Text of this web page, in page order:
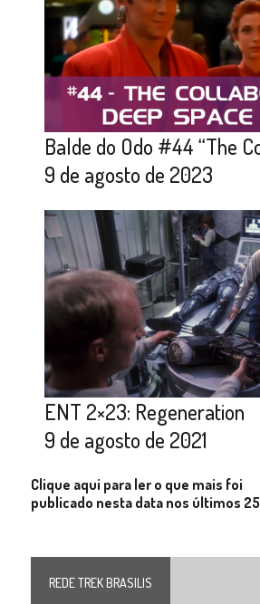
Balde do Odo #44 “The
9 de agosto de 2023
ENT 2×23: Regeneration
9 de agosto de 2021
Clique aqui para ler o que mais foi
publicado nesta data nos últimos
REDE TREK BRASILIS